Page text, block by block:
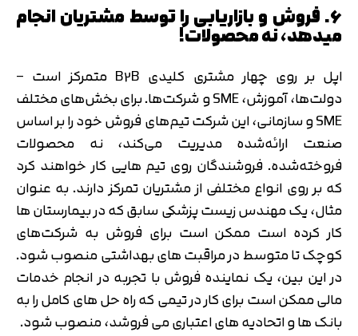
۶. فروش و بازاریابی را توسط مشتریان انجام
میدهد، نه محصولات!
اپل بر روی چهار مشتری کلیدی B2B متمرکز است –
دولت‌ها، آموزش، SME و شرکت‌ها. برای بخش‌های مختلف
SME و سازمانی، این شرکت تیم‌های فروش خود را بر اساس
صنعت ارائه‌شده مدیریت می‌کند، نه محصولات
فروخته‌شده. فروشندگان روی تیم هایی کار خواهند کرد
که بر روی انواع مختلفی از مشتریان تمرکز دارند. به عنوان
مثال، یک مهندس زیست پزشکی سابق که در بیمارستان ها
کار کرده است ممکن است برای فروش به شرکت‌های
کوچک تا متوسط ​​در مراقبت های بهداشتی منصوب شود.
در این بین، یک نماینده فروش با تجربه در انجام خدمات
مالی ممکن است برای کار در تیمی که راه حل های کامل را به
بانک ها و اتحادیه های اعتباری می فروشد، منصوب شود.